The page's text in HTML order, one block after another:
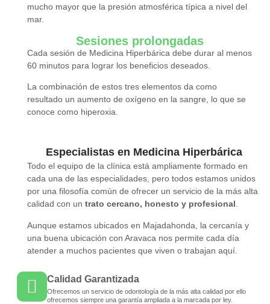
mucho mayor que la presión atmosférica típica a nivel del
mar.
Sesiones prolongadas
Cada sesión de Medicina Hiperbárica debe durar al menos
60 minutos para lograr los beneficios deseados.
La combinación de estos tres elementos da como
resultado un aumento de oxígeno en la sangre, lo que se
conoce como hiperoxia.
Especialistas en Medicina Hiperbárica
Todo el equipo de la clínica está ampliamente formado en
cada una de las especialidades, pero todos estamos unidos
por una filosofía común de ofrecer un servicio de la más alta
calidad con un trato cercano, honesto y profesional.
Aunque estamos ubicados en Majadahonda, la cercanía y
una buena ubicación con Aravaca nos permite cada día
atender a muchos pacientes que viven o trabajan aquí.
Calidad Garantizada
Ofrecemos un servicio de odontología de la más alta calidad por ello
ofrecemos siempre una garantía ampliada a la marcada por ley.